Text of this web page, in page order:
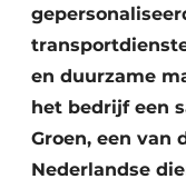
en duurzame
het bedrijf een
Groen, een van
Nederlandse